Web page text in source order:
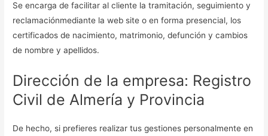
Se encarga de facilitar al cliente la tramitación, seguimiento y
reclamaciónmediante la web site o en forma presencial, los
certificados de nacimiento, matrimonio, defunción y cambios
de nombre y apellidos.
Dirección de la empresa: Registro
Civil de Almería y Provincia
De hecho, si prefieres realizar tus gestiones personalmente en